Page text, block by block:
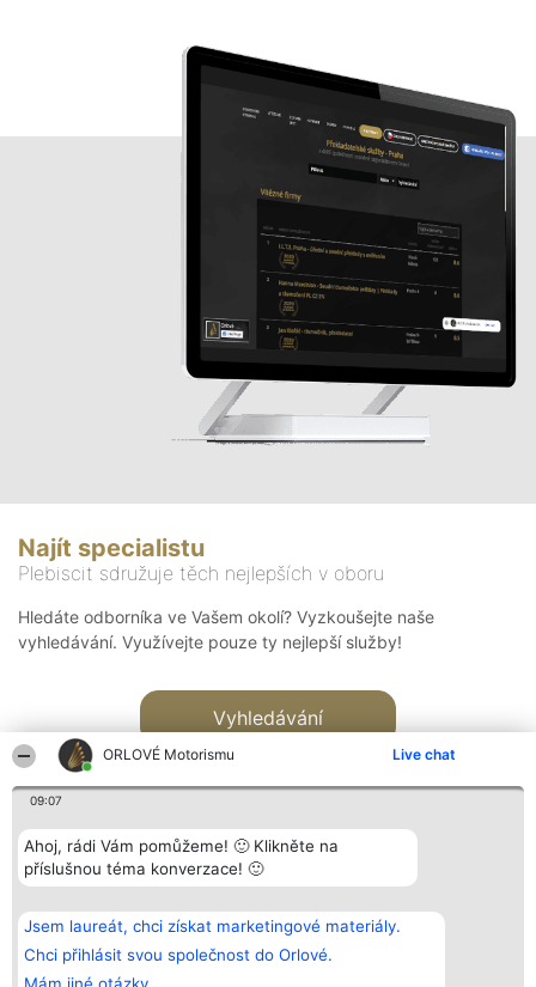
ORLOVÉ Motorismu Live chat
09:07
Ahoj, rádi Vám pomůžeme! 🙂 Klikněte na
příslušnou téma konverzace! 🙂
Jsem laureát, chci získat marketingové materiály.
Chci přihlásit svou společnost do Orlové.
Najít specialistu
Plebiscit sdružuje těch nejlepších v oboru
Hledáte odborníka ve Vašem okolí? Vyzkoušejte naše
vyhledávání. Využívejte pouze ty nejlepší služby!
Vyhledávání
Bright Side Solutions sp. z o.
o. sp. k.
ul. Ruska 22
Wrocław 50-079
KRS 0000749100 | Regon
Vítězové
Seznam všech
laureátů
Zásady
Kontakt